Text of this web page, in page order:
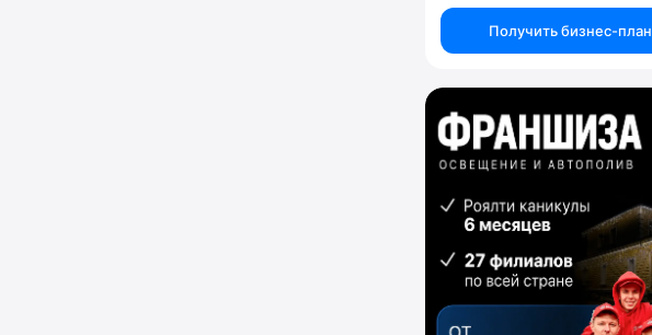
Получить бизнес-план